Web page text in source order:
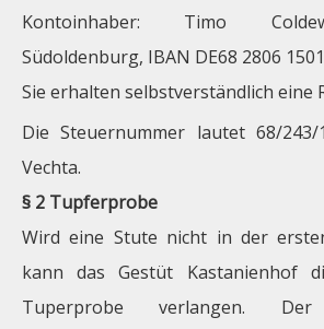
Kontoinhaber: Timo
Südoldenburg, IBAN DE68 2806
Sie erhalten selbstverständlich eine
Die Steuernummer lautet 68/243/
Vechta.
§ 2 Tupferprobe
Wird eine Stute nicht in der
kann das Gestüt Kastanienhof
Tuperprobe verlangen. Der